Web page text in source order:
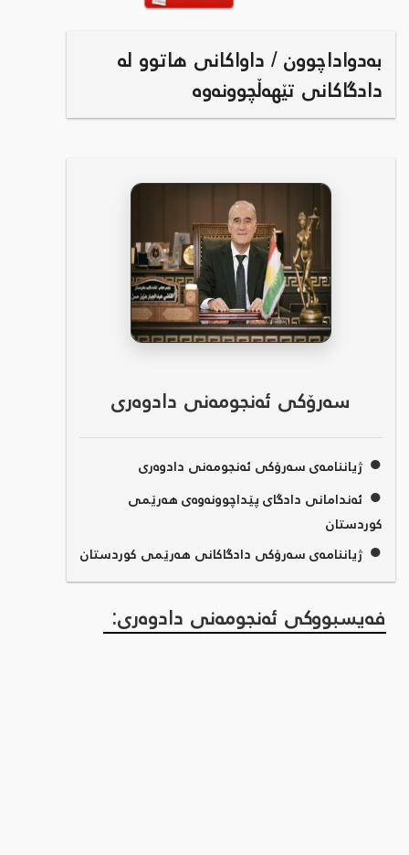
بەدواداچوون / داواکانی هاتوو لە
دادگاکانی تێهەڵچوونەوە
سەرۆکی ئەنجومەنی دادوەری
●ژیاننامەی سەرۆکی ئەنجومەنی دادوەری
● ئەندامانی دادگای پێداچوونەوەی هەرێمی
کوردستان
●ژیاننامەی سەرۆکی دادگاکانی هەرێمی کوردستان
فەیسبووکی ئەنجومەنی دادوەری: